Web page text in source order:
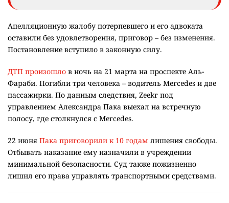
Апелляционную жалобу потерпевшего и его адвоката
оставили без удовлетворения, приговор – без изменения.
Постановление вступило в законную силу.
ДТП произошло в ночь на 21 марта на проспекте Аль-
Фараби. Погибли три человека – водитель Mercedes и две
пассажирки. По данным следствия, Zeekr под
управлением Александра Пака выехал на встречную
полосу, где столкнулся с Mercedes.
22 июня Пака приговорили к 10 годам лишения свободы.
Отбывать наказание ему назначили в учреждении
минимальной безопасности. Суд также пожизненно
лишил его права управлять транспортными средствами.